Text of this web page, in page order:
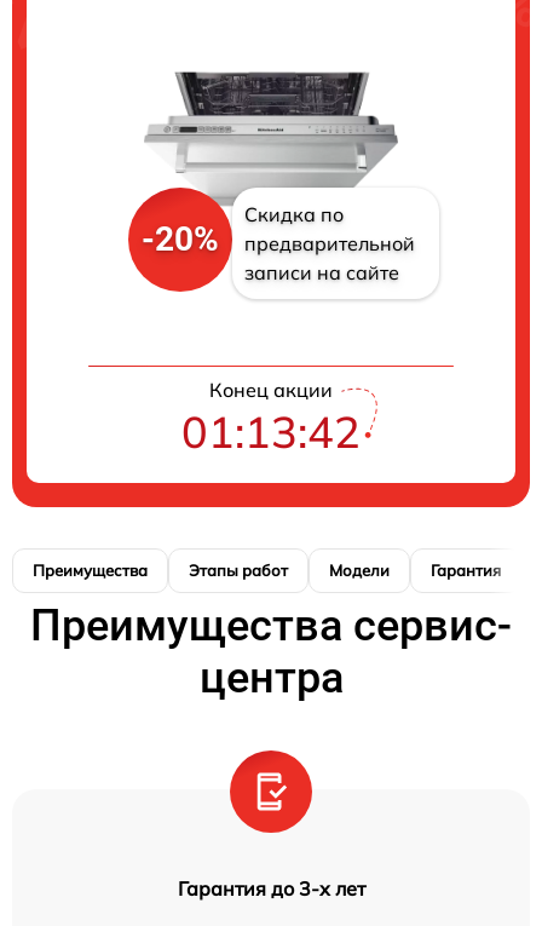
-20%
Скидка по
предварительной
записи на сайте
Конец акции
01:13:41
Преимущества Этапы работ Модели Гарантия
Преимущества сервис-
центра
Гарантия до 3-х лет